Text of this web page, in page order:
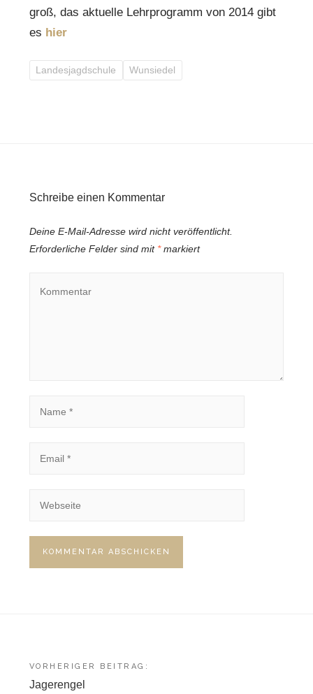
groß, das aktuelle Lehrprogramm von 2014 gibt
es hier
Landesjagdschule Wunsiedel
Schreibe einen Kommentar
Deine E-Mail-Adresse wird nicht veröffentlicht.
Erforderliche Felder sind mit *markiert
Beitragsnavigation
VORHERIGER BEITRAG:
Jagerengel